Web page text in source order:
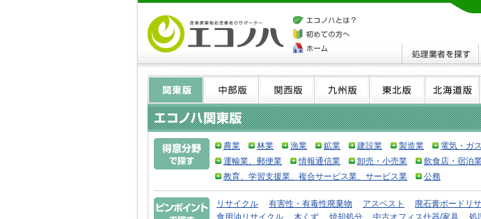
農業 林業 漁業 鉱業 建設業 製造業
電気・ガ
運輸業、郵便業
情報通信業 卸売・小売業 飲食店・宿泊
教育、学習支援業、複合サービス業、サービス業
公務
リサイクル 有害性・有毒性廃棄物 アスベスト 廃石膏ボードリ
食用油リサイクル
木くず 焼却処分 中古オフィス什器/家具 処